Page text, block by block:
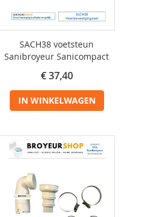
SACH38 voetsteun
Sanibroyeur Sanicompact
€ 37,40
IN WINKELWAGEN